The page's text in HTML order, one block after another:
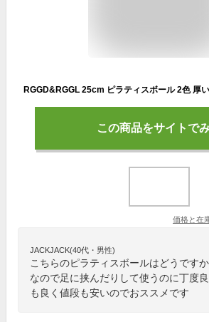
この商品をサイトで
価格と在
JACKJACK(40代・男性)
こちらのピラティスボールはどうです
なので足に挟んだりして使うのに丁度
も良く値段も安いのでおススメです